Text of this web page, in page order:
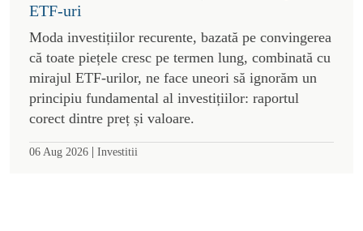
ETF-uri
Moda investițiilor recurente, bazată pe convingerea
că toate piețele cresc pe termen lung, combinată cu
mirajul ETF-urilor, ne face uneori să ignorăm un
principiu fundamental al investițiilor: raportul
corect dintre preț și valoare.
06 Aug 2026 | Investitii